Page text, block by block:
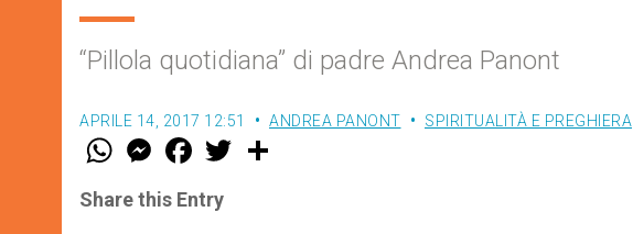
“Pillola quotidiana” di padre Andrea Panont
APRILE 14, 2017 12:51 ANDREA PANONT SPIRITUALITÀ E PREGHIERA
W
t
s
M
e
s
e
F
a
e
b
w
Share this Entry